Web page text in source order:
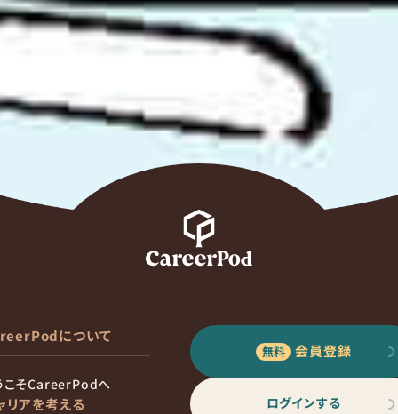
について
こそCareerPodへ
リアを考える
会員登録
ログインする